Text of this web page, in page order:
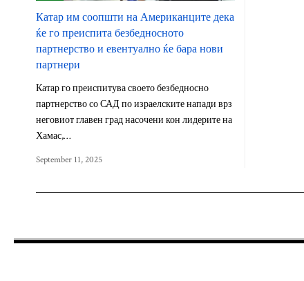
Катар им соопшти на Американците дека
ќе го преиспита безбедносното
партнерство и евентуално ќе бара нови
партнери
Катар го преиспитува своето безбедносно
партнерство со САД по израелските напади врз
неговиот главен град насочени кон лидерите на
Хамас,…
September 11, 2025